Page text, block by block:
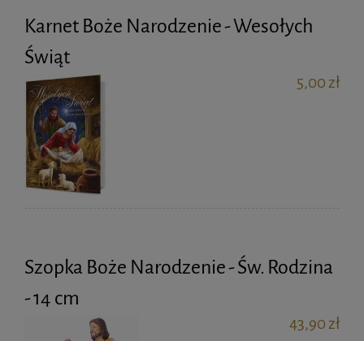
Karnet Boże Narodzenie - Wesołych
Świąt
5,00 zł
Szopka Boże Narodzenie - Św. Rodzina
- 14 cm
43,90 zł